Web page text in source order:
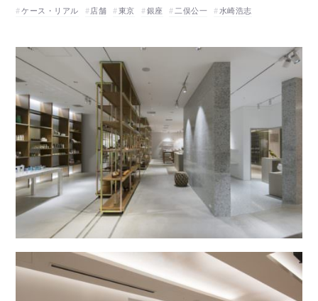
ケース・リアル
店舗 東京 銀座 二俣公一 水崎浩志